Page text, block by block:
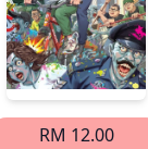
RM 12.00